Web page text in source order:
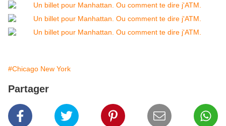
#Chicago New York
Partager